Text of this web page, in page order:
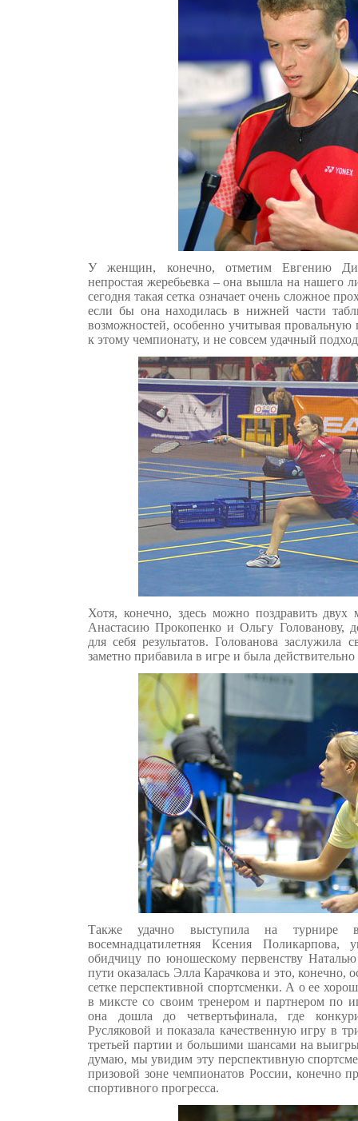
У женщин, конечно, отметим Евгению
непростая жеребьевка – она вышла на нашего
сегодня такая сетка означает очень сложное
если бы она находилась в нижней части
возможностей, особенно учитывая провальную
к этому чемпионату, и не совсем удачный
Хотя, конечно, здесь можно поздравить двух
Анастасию Прокопенко и Ольгу Голованову,
для себя результатов. Голованова
заметно прибавила в игре и была
Также удачно выступила на турнире
восемнадцатилетняя Ксения Поликарпова,
обидчицу по юношескому первенству
пути оказалась Элла Карачкова и это, конечно,
сетке перспективной спортсменки. А о ее
в миксте со своим тренером и партнером по
она дошла до четвертьфинала, где
Русляковой и показала качественную игру в
третьей партии и большими шансами на
думаю, мы увидим эту перспективную
призовой зоне чемпионатов России, конечно
спортивного прогресса.